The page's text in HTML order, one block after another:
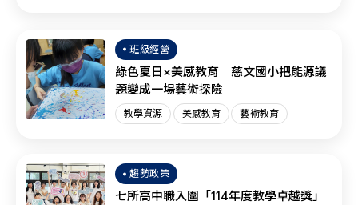
班級經營
綠色夏日×美感教育 慈文國小把能源議
題變成一場藝術探險
教學資源 美感教育 藝術教育
趨勢政策
七所高中職入圍「114年度教學卓越獎」